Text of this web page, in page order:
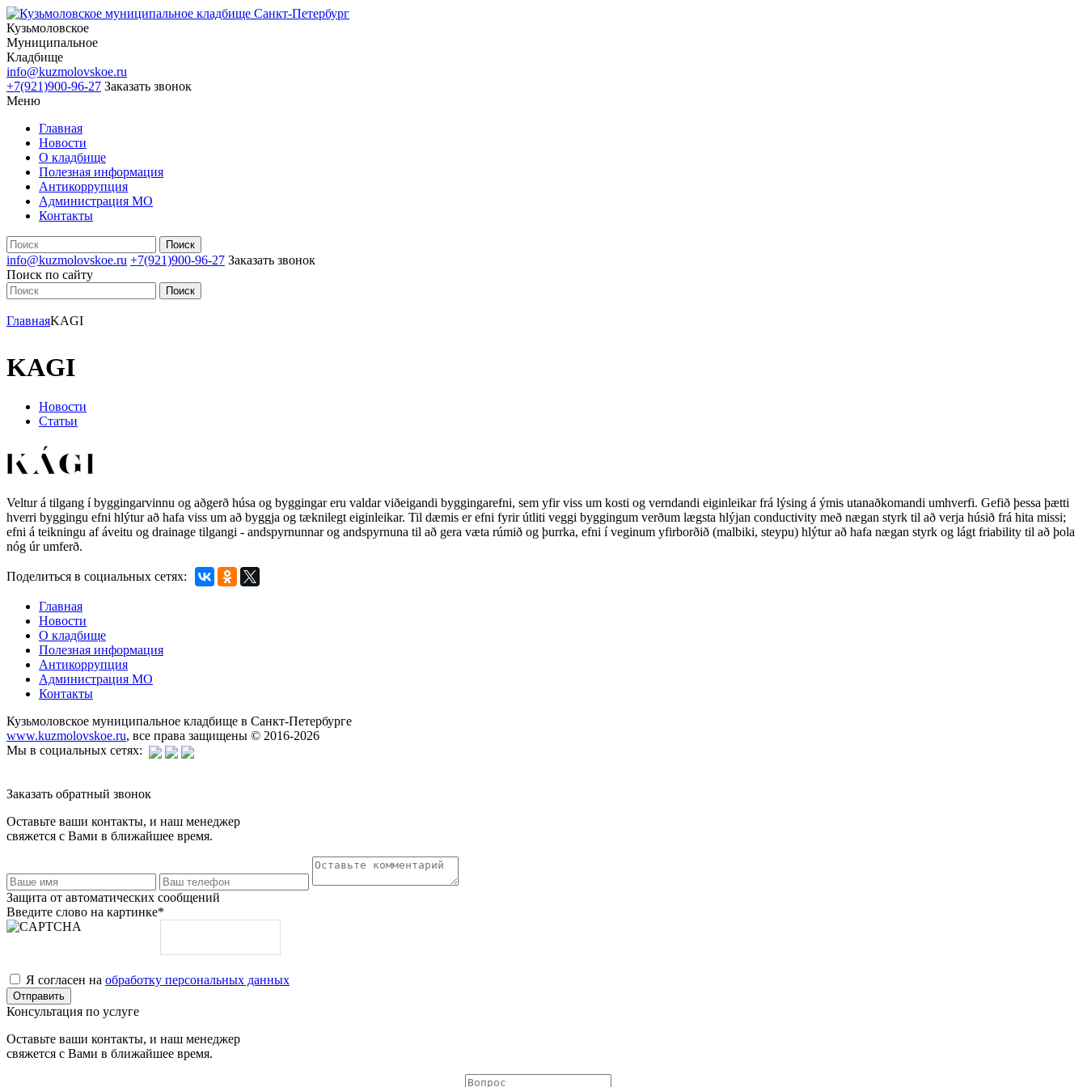
Кузьмоловское
Муниципальное
Кладбище
info@kuzmolovskoe.ru
+7(921)900-96-27 Заказать звонок
Меню
Главная
Новости
О кладбище
Полезная информация
Антикоррупция
Администрация МО
Контакты
info@kuzmolovskoe.ru +7(921)900-96-27 Заказать звонок
Поиск по сайту
ГлавнаяKAGI
KAGI
Новости
Статьи
Veltur á tilgang í byggingarvinnu og aðgerð húsa og byggingar eru valdar viðeigandi byggingarefni, sem yfir viss um kosti og verndandi eiginleikar frá lýsing á ýmis utanaðkomandi umhverfi. Gefið þessa þætti
hverri byggingu efni hlýtur að hafa viss um að byggja og tæknilegt eiginleikar. Til dæmis er efni fyrir útliti veggi byggingum verðum lægsta hlýjan conductivity með nægan styrk til að verja húsið frá hita missi;
efni á teikningu af áveitu og drainage tilgangi - andspyrnunnar og andspyrnuna til að gera væta rúmið og þurrka, efni í veginum yfirborðið (malbiki, steypu) hlýtur að hafa nægan styrk og lágt friability til að þola
nóg úr umferð.
Поделиться в социальных сетях:
Главная
Новости
О кладбище
Полезная информация
Антикоррупция
Администрация МО
Контакты
Кузьмоловское муниципальное кладбище в Санкт-Петербурге
www.kuzmolovskoe.ru, все права защищены © 2016-2026
Мы в социальных сетях:
Заказать обратный звонок
Оставьте ваши контакты, и наш менеджер
свяжется с Вами в ближайшее время.
Защита от автоматических сообщений
Введите слово на картинке*
Я согласен на обработку персональных данных
Консультация по услуге
Оставьте ваши контакты, и наш менеджер
свяжется с Вами в ближайшее время.